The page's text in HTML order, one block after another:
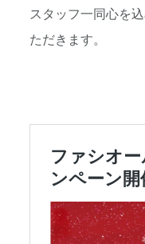
スタッフ一同心を
ただきます。